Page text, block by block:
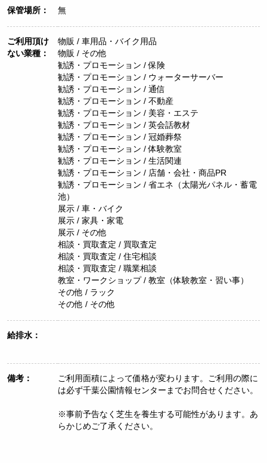
保管場所： 無
ご利用頂け
ない業種：
物販 / 車用品・バイク用品
物販 / その他
勧誘・プロモーション / 保険
勧誘・プロモーション / ウォーターサーバー
勧誘・プロモーション / 通信
勧誘・プロモーション / 不動産
勧誘・プロモーション / 美容・エステ
勧誘・プロモーション / 英会話教材
勧誘・プロモーション / 冠婚葬祭
勧誘・プロモーション / 体験教室
勧誘・プロモーション / 生活関連
勧誘・プロモーション / 店舗・会社・商品PR
勧誘・プロモーション / 省エネ（太陽光パネル・蓄電
池）
展示 / 車・バイク
展示 / 家具・家電
展示 / その他
相談・買取査定 / 買取査定
相談・買取査定 / 住宅相談
相談・買取査定 / 職業相談
教室・ワークショップ / 教室（体験教室・習い事）
その他 / ラック
その他 / その他
給排水：
備考：
ご利用面積によって価格が変わります。ご利用の際に
は必ず千葉公園情報センターまでお問合せください。
※事前予告なく芝生を養生する可能性があります。あ
らかじめご了承ください。